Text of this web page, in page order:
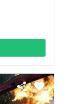
share favorite